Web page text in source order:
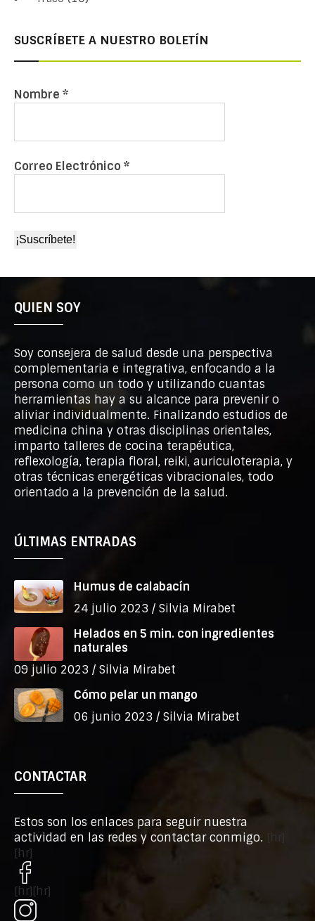
SUSCRÍBETE A NUESTRO BOLETÍN
Nombre *
Correo Electrónico *
QUIEN SOY
Soy consejera de salud desde una perspectiva
complementaria e integrativa, enfocando a la
persona como un todo y utilizando cuantas
herramientas hay a su alcance para prevenir o
aliviar individualmente. Finalizando estudios de
medicina china y otras disciplinas orientales,
imparto talleres de cocina terapéutica,
reflexología, terapia floral, reiki, auriculoterapia, y
otras técnicas energéticas vibracionales, todo
orientado a la prevención de la salud.
ÚLTIMAS ENTRADAS
Humus de calabacín
24 julio 2023 / Silvia Mirabet
Helados en 5 min. con ingredientes
naturales
09 julio 2023 / Silvia Mirabet
Cómo pelar un mango
06 junio 2023 / Silvia Mirabet
CONTACTAR
Estos son los enlaces para seguir nuestra
actividad en las redes y contactar conmigo. [hr]
[hr]
[hr][hr]